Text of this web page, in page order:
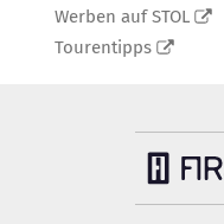
Werben auf STOL
Tourentipps